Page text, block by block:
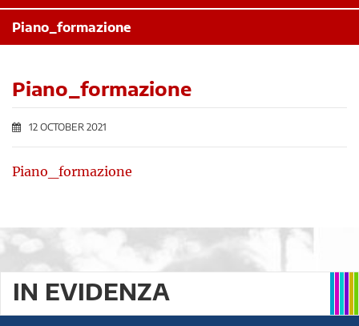
Piano_formazione
Piano_formazione
12 OCTOBER 2021
Piano_formazione
IN EVIDENZA